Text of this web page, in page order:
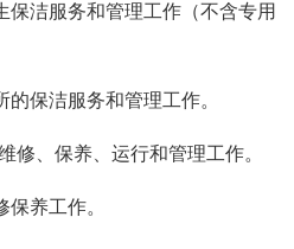
保洁服务和管理工作（不含专用
保洁服务和管理工作。
修、保养、运行和管理工作。
养工作。